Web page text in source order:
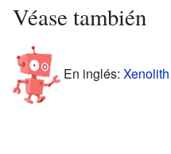
Véase también
En inglés: